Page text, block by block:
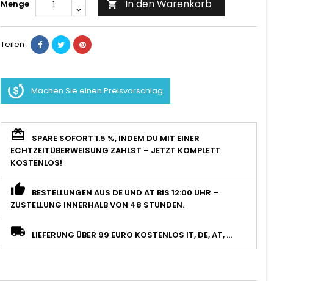
Menge
 In den Warenkorb
Teilen
Machen Sie einen Preisvorschlag
SPARE SOFORT 1.5 %, INDEM DU MIT EINER
ECHTZEITÜBERWEISUNG ZAHLST – JETZT KOMPLETT
KOSTENLOS!
BESTELLUNGEN AUS DE UND AT BIS 12:00 UHR –
ZUSTELLUNG INNERHALB VON 48 STUNDEN.
LIEFERUNG ÜBER 99 EURO KOSTENLOS IT, DE, AT, ...